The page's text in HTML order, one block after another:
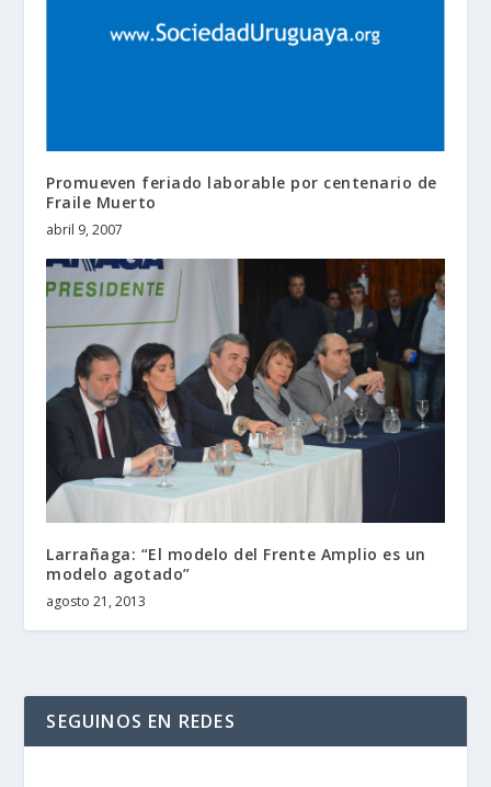
Promueven feriado laborable por centenario de
Fraile Muerto
abril 9, 2007
Larrañaga: “El modelo del Frente Amplio es un
modelo agotado”
agosto 21, 2013
SEGUINOS EN REDES